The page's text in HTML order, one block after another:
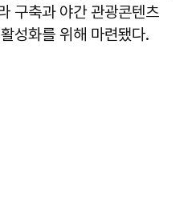
구축과 야간 관광콘텐츠
성화를 위해 마련됐다.